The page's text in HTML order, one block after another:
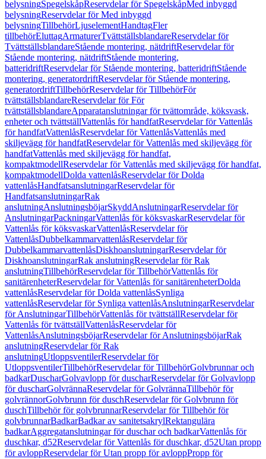
belysningSpegelskåpReservdelar för SpegelskåpMed inbyggd
belysningReservdelar för Med inbyggd
belysningTillbehörLjuselementHandtagFler
tillbehörEluttagArmaturerTvättställsblandareReservdelar för
TvättställsblandareStående montering, nätdriftReservdelar för
Stående montering, nätdriftStående montering,
batteridriftReservdelar för Stående montering, batteridriftStående
montering, generatordriftReservdelar för Stående montering,
generatordriftTillbehörReservdelar för TillbehörFör
tvättställsblandareReservdelar för För
tvättställsblandareApparatanslutningar för tvättområde, köksvask,
enheter och tvättställVattenlås för handfatReservdelar för Vattenlås
för handfatVattenlåsReservdelar för VattenlåsVattenlås med
skiljevägg för handfatReservdelar för Vattenlås med skiljevägg för
handfatVattenlås med skiljevägg för handfat,
kompaktmodellReservdelar för Vattenlås med skiljevägg för handfat,
kompaktmodellDolda vattenlåsReservdelar för Dolda
vattenlåsHandfatsanslutningarReservdelar för
HandfatsanslutningarRak
anslutningAnslutningsböjarSkyddAnslutningarReservdelar för
AnslutningarPackningarVattenlås för köksvaskarReservdelar för
Vattenlås för köksvaskarVattenlåsReservdelar för
VattenlåsDubbelkammarvattenlåsReservdelar för
DubbelkammarvattenlåsDiskhoanslutningarReservdelar för
DiskhoanslutningarRak anslutningReservdelar för Rak
anslutningTillbehörReservdelar för TillbehörVattenlås för
sanitärenheterReservdelar för Vattenlås för sanitärenheterDolda
vattenlåsReservdelar för Dolda vattenlåsSynliga
vattenlåsReservdelar för Synliga vattenlåsAnslutningarReservdelar
för AnslutningarTillbehörVattenlås för tvättställReservdelar för
Vattenlås för tvättställVattenlåsReservdelar för
VattenlåsAnslutningsböjarReservdelar för AnslutningsböjarRak
anslutningReservdelar för Rak
anslutningUtloppsventilerReservdelar för
UtloppsventilerTillbehörReservdelar för TillbehörGolvbrunnar och
badkarDuscharGolvavlopp för duscharReservdelar för Golvavlopp
för duscharGolvrännaReservdelar för GolvrännaTillbehör för
golvrännorGolvbrunn för duschReservdelar för Golvbrunn för
duschTillbehör för golvbrunnarReservdelar för Tillbehör för
golvbrunnarBadkarBadkar av sanitetsakrylRektangulära
badkarAggregatanslutningar för duschar och badkarVattenlås för
duschkar, d52Reservdelar för Vattenlås för duschkar, d52Utan propp
för avloppReservdelar för Utan propp för avloppPropp för